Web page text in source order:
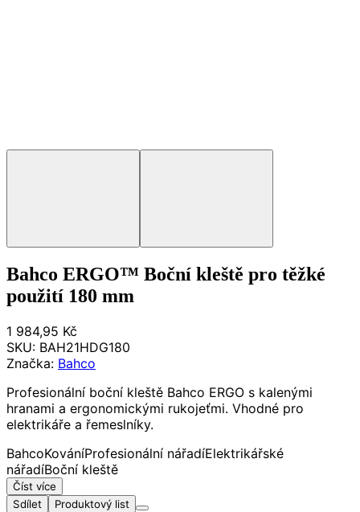
Bahco ERGO™ Boční kleště pro těžké
použití 180 mm
1 984,95 Kč
SKU: BAH21HDG180
Značka: Bahco
Profesionální boční kleště Bahco ERGO s kalenými
hranami a ergonomickými rukojeťmi. Vhodné pro
elektrikáře a řemeslníky.
BahcoKováníProfesionální nářadíElektrikářské
nářadíBoční kleště
Číst více
Sdílet
Produktový list